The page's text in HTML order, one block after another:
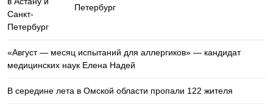
Петербург
«Август — месяц испытаний для аллергиков» — кандидат
медицинских наук Елена Надей
В середине лета в Омской области пропали 122 жителя